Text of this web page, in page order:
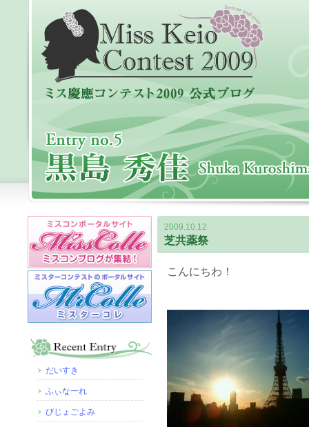
2009.10.12
芝共薬祭
こんにちわ！
だいすき
ふぃなーれ
びじょごよみ